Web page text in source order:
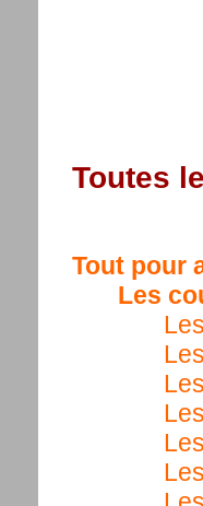
Toutes
Tout pour
Les